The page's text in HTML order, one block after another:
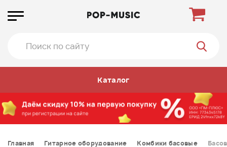
Каталог
Главная Гитарное оборудование Комбики басовые